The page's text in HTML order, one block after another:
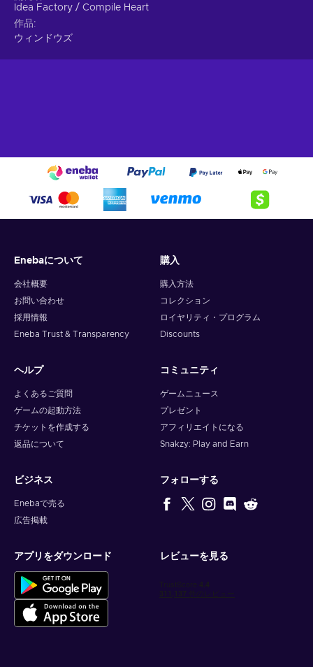
Idea Factory / Compile Heart
作品
ウィンドウズ
Enebaについて
会社概要
お問い合わせ
採用情報
Eneba Trust & Transparency
購入
購入方法
コレクション
ロイヤリティ・プログラム
Discounts
ヘルプ
よくあるご質問
ゲームの起動方法
チケットを作成する
返品について
コミュニティ
ゲームニュース
プレゼント
アフィリエイトになる
Snakzy: Play and Earn
ビジネス
Enebaで売る
広告掲載
フォローする
アプリをダウンロード レビューを見る